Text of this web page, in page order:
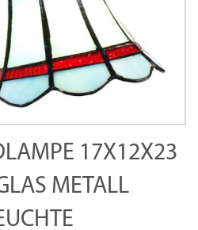
17X12X23
METALL